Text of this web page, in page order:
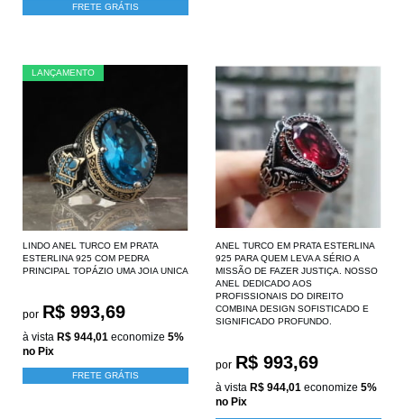
FRETE GRÁTIS
LANÇAMENTO
LINDO ANEL TURCO EM PRATA
ESTERLINA 925 COM PEDRA
PRINCIPAL TOPÁZIO UMA JOIA UNICA
por R$ 993,69
à vista R$ 944,01 economize 5%
no Pix
FRETE GRÁTIS
ANEL TURCO EM PRATA ESTERLINA
925 PARA QUEM LEVA A SÉRIO A
MISSÃO DE FAZER JUSTIÇA. NOSSO
ANEL DEDICADO AOS
PROFISSIONAIS DO DIREITO
COMBINA DESIGN SOFISTICADO E
SIGNIFICADO PROFUNDO.
por R$ 993,69
à vista R$ 944,01 economize 5%
no Pix